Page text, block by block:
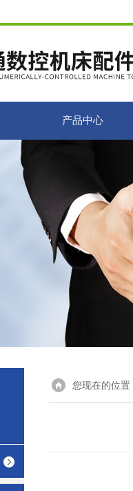
产品中心
您现在的位置